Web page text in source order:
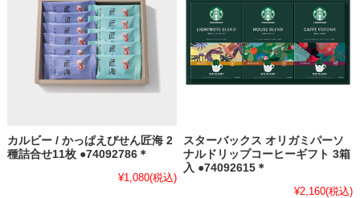
カルビー / かっぱえびせん匠海 2
種詰合せ11枚 ●74092786＊
¥1,080(税込)
スターバックス オリガミパーソ
ナルドリップコーヒーギフト 3箱
入 ●74092615＊
¥2,160(税込)